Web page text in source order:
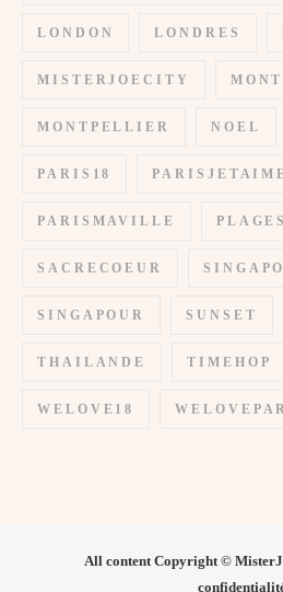
LONDON LONDRES
MISTERJOECITY
MONTPELLIER NOEL
PARIS18
PARISMAVILLE PLAGES
SACRECOEUR
SINGAPOUR SUNSET
THAILANDE TIMEHOP
WELOVE18
All content Copyright ©